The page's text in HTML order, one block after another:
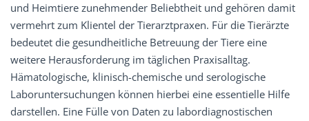
und Heimtiere zunehmender Beliebtheit und gehören damit
vermehrt zum Klientel der Tierarztpraxen. Für die Tierärzte
bedeutet die gesundheitliche Betreuung der Tiere eine
weitere Herausforderung im täglichen Praxisalltag.
Hämatologische, klinisch-chemische und serologische
Laboruntersuchungen können hierbei eine essentielle Hilfe
darstellen. Eine Fülle von Daten zu labordiagnostischen